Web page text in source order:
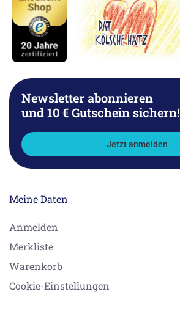
Newsletter abonnieren
und 10 € Gutschein sichern!
Jetzt anmelden
Meine Daten
Anmelden
Merkliste
Warenkorb
Cookie-Einstellungen